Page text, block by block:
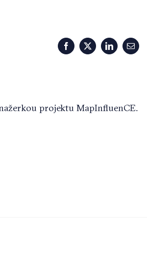
Facebook
X LinkedInEmail
projektu MapInfluenCE.